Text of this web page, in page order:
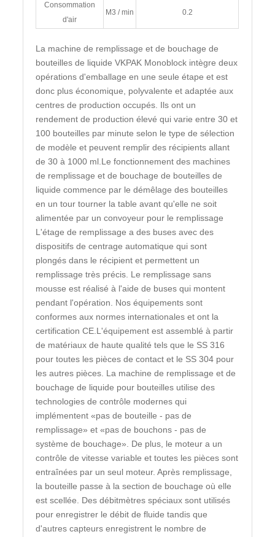
Consommation
d'air
M3 / min 0.2
La machine de remplissage et de bouchage de
bouteilles de liquide VKPAK Monoblock intègre deux
opérations d'emballage en une seule étape et est
donc plus économique, polyvalente et adaptée aux
centres de production occupés. Ils ont un
rendement de production élevé qui varie entre 30 et
100 bouteilles par minute selon le type de sélection
de modèle et peuvent remplir des récipients allant
de 30 à 1000 ml.Le fonctionnement des machines
de remplissage et de bouchage de bouteilles de
liquide commence par le démêlage des bouteilles
en un tour tourner la table avant qu'elle ne soit
alimentée par un convoyeur pour le remplissage
L'étage de remplissage a des buses avec des
dispositifs de centrage automatique qui sont
plongés dans le récipient et permettent un
remplissage très précis. Le remplissage sans
mousse est réalisé à l'aide de buses qui montent
pendant l'opération. Nos équipements sont
conformes aux normes internationales et ont la
certification CE.L'équipement est assemblé à partir
de matériaux de haute qualité tels que le SS 316
pour toutes les pièces de contact et le SS 304 pour
les autres pièces. La machine de remplissage et de
bouchage de liquide pour bouteilles utilise des
technologies de contrôle modernes qui
implémentent «pas de bouteille - pas de
remplissage» et «pas de bouchons - pas de
système de bouchage». De plus, le moteur a un
contrôle de vitesse variable et toutes les pièces sont
entraînées par un seul moteur. Après remplissage,
la bouteille passe à la section de bouchage où elle
est scellée. Des débitmètres spéciaux sont utilisés
pour enregistrer le débit de fluide tandis que
d'autres capteurs enregistrent le nombre de